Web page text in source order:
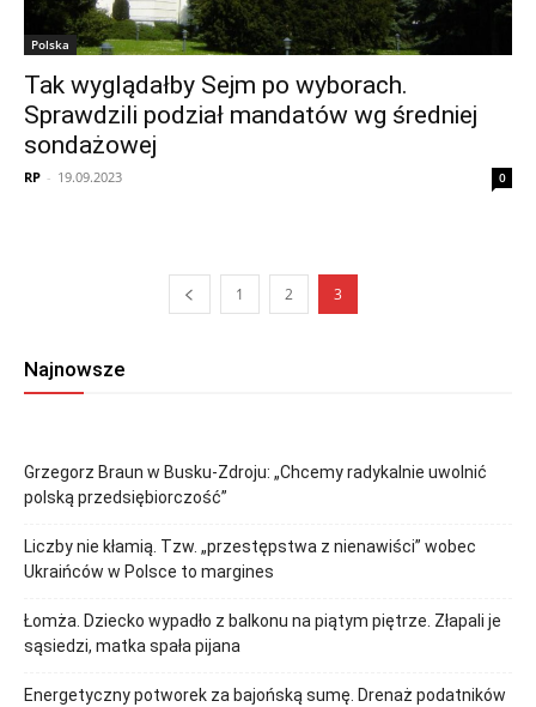
Polska
Tak wyglądałby Sejm po wyborach.
Sprawdzili podział mandatów wg średniej
sondażowej
RP - 19.09.2023 0
1 2 3
Najnowsze
Grzegorz Braun w Busku-Zdroju: „Chcemy radykalnie uwolnić
polską przedsiębiorczość”
Liczby nie kłamią. Tzw. „przestępstwa z nienawiści” wobec
Ukraińców w Polsce to margines
Łomża. Dziecko wypadło z balkonu na piątym piętrze. Złapali je
sąsiedzi, matka spała pijana
Energetyczny potworek za bajońską sumę. Drenaż podatników